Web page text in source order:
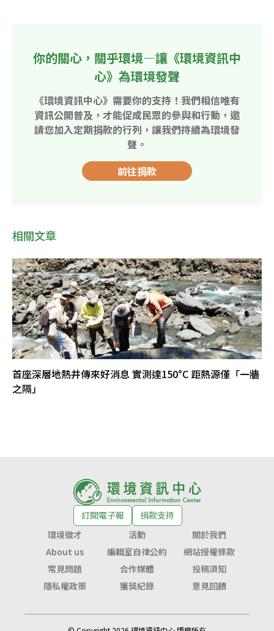
你的關心，關乎環境—讓《環境資訊中
心》為環境發聲
《環境資訊中心》需要你的支持！我們相信唯有
資訊公開普及，才能促成民眾的參與和行動，邀
請您加入定期捐款的行列，讓我們持續為環境發
聲。
前往捐款
相關文章
首座深層地熱井傳來好消息 實測達150°C 距熱源僅「一牆
之隔」
訂閱電子報
捐款支持
環境徵才
活動
關於我們
About us
編輯室自律公約
網站授權條款
常見問題
合作媒體
投稿須知
隱私權政策
獲獎紀錄 意見回饋